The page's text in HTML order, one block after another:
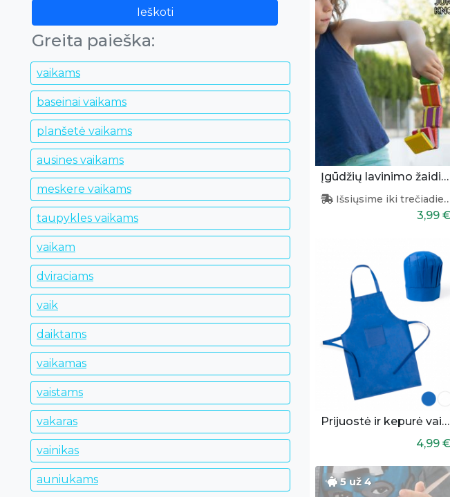
Ieškoti
Greita paieška:
vaikams
baseinai vaikams
planšetė vaikams
ausines vaikams
meskere vaikams
taupykles vaikams
vaikam
dviraciams
vaik
daiktams
vaikamas
vaistams
vakaras
vainikas
auniukams
Įgūdžių lavinimo žaidimas
Išsiųsime iki trečiadienio
3,99 €
Prijuostė ir kepurė vaikams
4,99 €
5 už 4